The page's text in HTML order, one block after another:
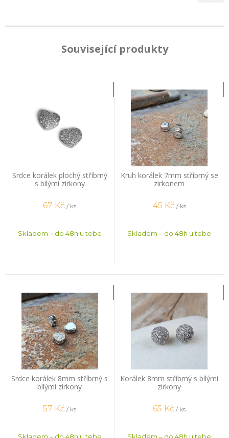
Související produkty
Srdce korálek plochý stříbrný
s bílými zirkony
67 Kč / ks
Skladem – do 48h u tebe
Kruh korálek 7mm stříbrný se
zirkonem
45 Kč / ks
Skladem – do 48h u tebe
Srdce korálek 8mm stříbrný s
bílými zirkony
57 Kč / ks
Skladem – do 48h u tebe
Korálek 8mm stříbrný s bílými
zirkony
65 Kč / ks
Skladem – do 48h u tebe